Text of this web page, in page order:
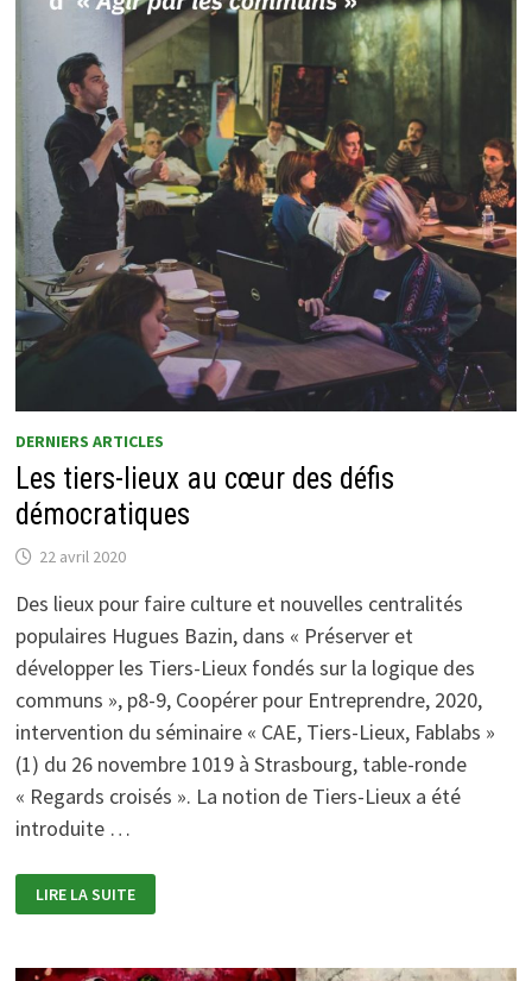
DERNIERS ARTICLES
Les tiers-lieux au cœur des défis
démocratiques
22 avril 2020
Des lieux pour faire culture et nouvelles centralités
populaires Hugues Bazin, dans « Préserver et
développer les Tiers-Lieux fondés sur la logique des
communs », p8-9, Coopérer pour Entreprendre, 2020,
intervention du séminaire « CAE, Tiers-Lieux, Fablabs »
(1) du 26 novembre 1019 à Strasbourg, table-ronde
« Regards croisés ». La notion de Tiers-Lieux a été
introduite …
TIERS-
LIEUX
DES
LIRE LA SUITE